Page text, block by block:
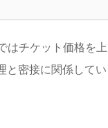
はチケット価格を上
と密接に関係してい